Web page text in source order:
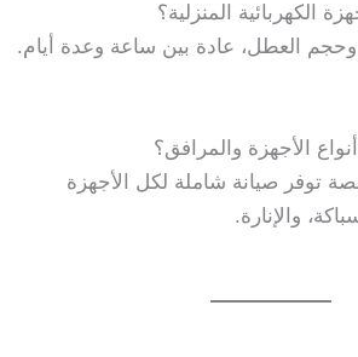
الكهربائية المنزلية؟
وحجم العطل، عادة بين ساعة وعدة أيام.
الأجهزة والمرافق؟
توفر صيانة شاملة لكل الأجهزة
والإنارة.